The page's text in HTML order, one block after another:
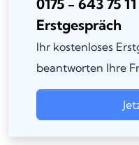
0175 - 643 75
Erstgespräch
Ihr kostenloses
beantworten Ihre